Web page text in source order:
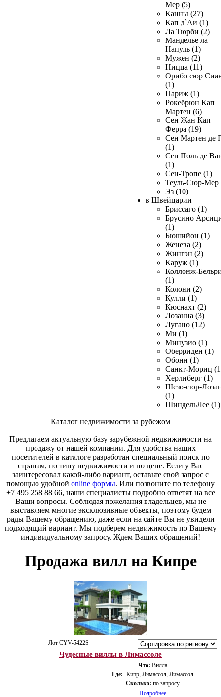
Мер (5)
Канны (27)
Кап д`Аи (1)
Ла Тюрби (2)
Манделье ла
Напуль (1)
Мужен (2)
Ницца (11)
Орибо сюр
(1)
Париж (1)
Рокебрюн Кап
Мартен (6)
Сен Жан Кап
Ферра (19)
Сен Мартен де
(1)
Сен Поль де
(1)
Сен-Тропе (1)
Теуль-Сюр-Мер
Эз (10)
в Швейцарии
Бриссаго (1)
Брусино
(1)
Бюшийон (1)
Женева (2)
Жингэн (2)
Каруж (1)
Коллонж-
(1)
Колони (2)
Кулли (1)
Кюснахт (2)
Лозанна (3)
Лугано (12)
Ми (1)
Минузио (1)
Оберриден (1)
Обонн (1)
Санкт-Мориц
Херлиберг (1)
Шезо-сюр-
(1)
ШиндельЛее (1)
Каталог недвижимости за рубежом
Предлагаем актуальную базу зарубежной недвижимости на
продажу от нашей компании. Для удобства наших
посетителей в каталоге разработан специальный поиск по
странам, по типу недвижимости и по цене. Если у Вас
заинтересовал какой-либо вариант, оставьте свой запрос с
помощью удобной online формы. Или позвоните по телефону
+7 495 258 88 66, наши специалисты подробно ответят на все
Ваши вопросы. Соблюдая пожелания владельцев, мы не
выставляем многие эксклюзивные объекты, поэтому будем
рады Вашему обращению, даже если на сайте Вы не увидели
подходящий вариант. Мы подберем недвижимость по Вашему
индивидуальному запросу. Ждем Ваших обращений!
Продажа вилл на Кипре
Лот CYV-5422S
Чудесные виллы в Лимассоле
Что: Вилла
Где: Кипр, Лимассол, Лимассол
Сколько: по запросу
Подробнее